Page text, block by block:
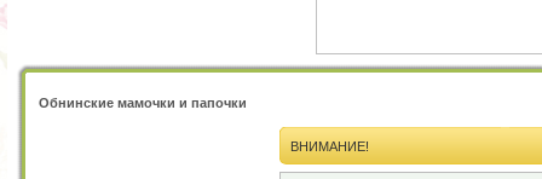
Обнинские мамочки и папочки
ВНИМАНИЕ!